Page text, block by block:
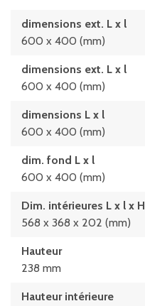
dimensions ext. L x l
600 x 400 (mm)
dimensions ext. L x l
600 x 400 (mm)
dimensions L x l
600 x 400 (mm)
dim. fond L x l
600 x 400 (mm)
Dim. intérieures L x l x H
568 x 368 x 202 (mm)
Hauteur
238 mm
Hauteur intérieure